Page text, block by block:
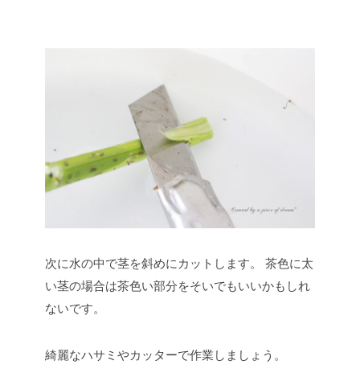
次に水の中で茎を斜めにカットします。
茶色に太
い茎の場合は茶色い部分をそいでもいいかもしれ
ないです。
綺麗なハサミやカッターで作業しましょう。